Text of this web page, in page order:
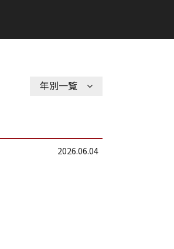
年別一覧
2026.06.04
アデル・コレクションギャラリー